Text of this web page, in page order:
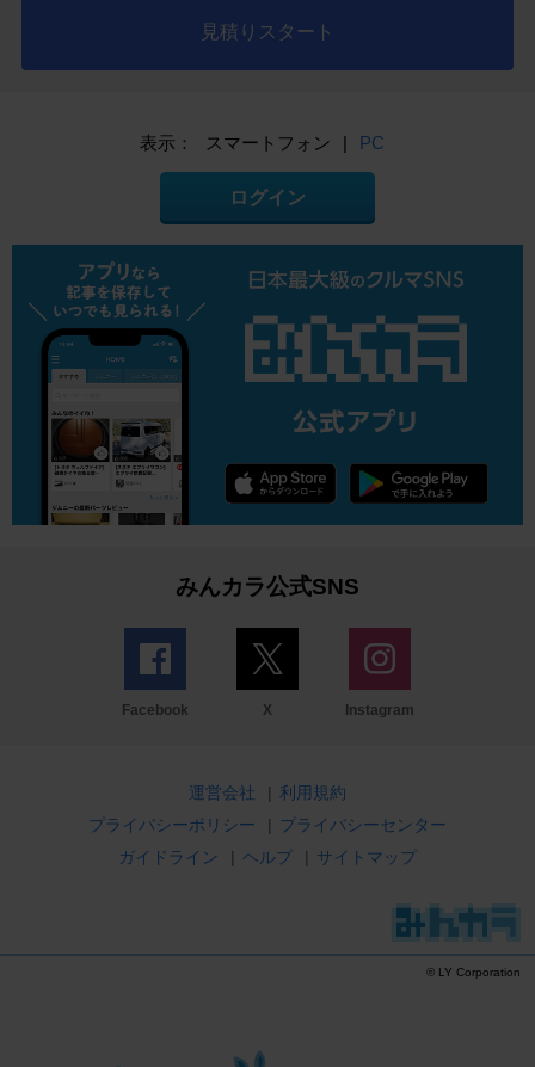
見積りスタート
表示： スマートフォン | PC
ログイン
みんカラ公式SNS
Facebook X Instagram
運営会社 | 利用規約
プライバシーポリシー
| プライバシーセンター
ガイドライン
| ヘルプ | サイトマップ
© LY Corporation